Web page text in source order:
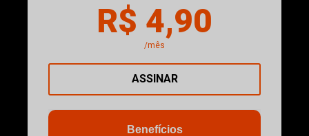
R$ 4,90
/mês
ASSINAR
Benefícios